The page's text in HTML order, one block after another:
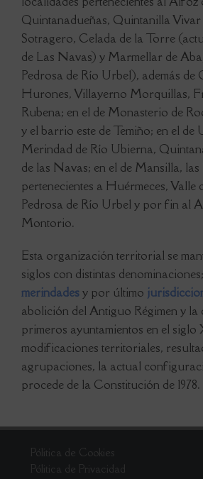
Quintanadueñas, Quintanilla
Sotragero, Celada de la Torre
de Las Navas) y Marmellar de
Pedrosa de Río Urbel), además de
Hurones, Villayerno Morquillas,
Rubena; en el de Monasterio de
y el barrio este de Temiño; en el de
Merindad de Río Ubierna,
de las Navas; en el de Mansilla,
pertenecientes a Huérmeces, Valle
Pedrosa de Río Urbel y por fin al
Montorio.
Esta organización territorial se
siglos con distintas
merindadesy por último
abolición del Antiguo Régimen y la
primeros ayuntamientos en el siglo
modificaciones territoriales,
agrupaciones, la actual
procede de la Constitución de 1978.
Pólitica de Cookies
Pólitica de Privacidad